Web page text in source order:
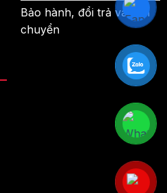
Bảo hành, đổi trả và vận
chuyển